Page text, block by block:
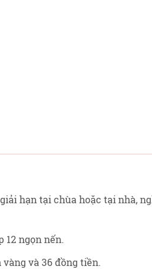
hạn tại chùa hoặc tại nhà,
12 ngọn nến.
và 36 đồng tiền.